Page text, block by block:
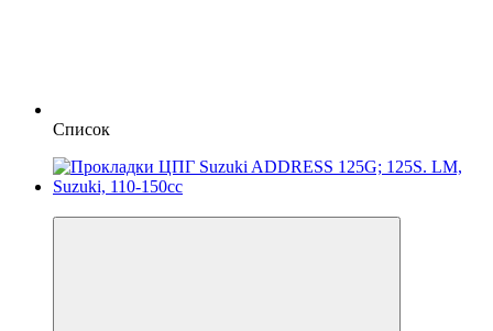
Список